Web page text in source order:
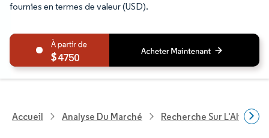
fournies en termes de valeur (USD).
4750
Accueil Analyse Du Marché Recherche Sur